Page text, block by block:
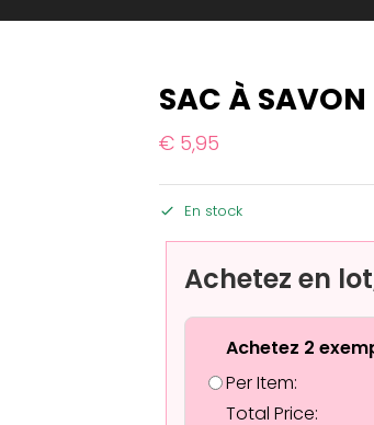
SAC À
€5,95
En stock
Achetez en
Achetez 2
Per Item:
Total Price: